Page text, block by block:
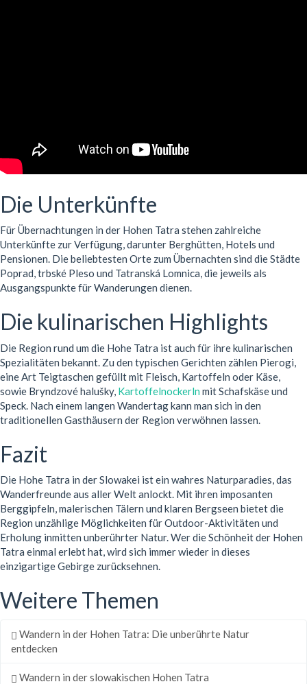
Die Unterkünfte
Für Übernachtungen in der Hohen Tatra stehen zahlreiche
Unterkünfte zur Verfügung, darunter Berghütten, Hotels und
Pensionen. Die beliebtesten Orte zum Übernachten sind die Städte
Poprad, trbské Pleso und Tatranská Lomnica, die jeweils als
Ausgangspunkte für Wanderungen dienen.
Die kulinarischen Highlights
Die Region rund um die Hohe Tatra ist auch für ihre kulinarischen
Spezialitäten bekannt. Zu den typischen Gerichten zählen Pierogi,
eine Art Teigtaschen gefüllt mit Fleisch, Kartoffeln oder Käse,
sowie Bryndzové halušky, Kartoffelnockerln mit Schafskäse und
Speck. Nach einem langen Wandertag kann man sich in den
traditionellen Gasthäusern der Region verwöhnen lassen.
Fazit
Die Hohe Tatra in der Slowakei ist ein wahres Naturparadies, das
Wanderfreunde aus aller Welt anlockt. Mit ihren imposanten
Berggipfeln, malerischen Tälern und klaren Bergseen bietet die
Region unzählige Möglichkeiten für Outdoor-Aktivitäten und
Erholung inmitten unberührter Natur. Wer die Schönheit der Hohen
Tatra einmal erlebt hat, wird sich immer wieder in dieses
einzigartige Gebirge zurücksehnen.
Weitere Themen
Wandern in der Hohen Tatra: Die unberührte Natur
entdecken
Wandern in der slowakischen Hohen Tatra